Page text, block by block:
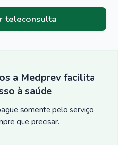
teleconsulta
a Medprev facilita
à saúde
somente pelo serviço
que precisar.